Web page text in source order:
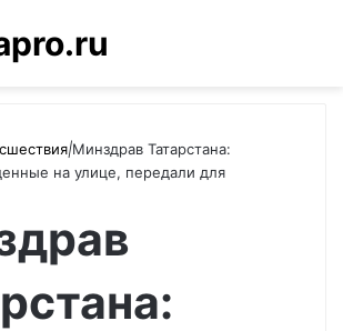
|Минздрав Татарстана:
на улице, передали для